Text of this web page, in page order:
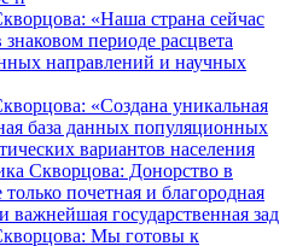
«Наша страна сейчас
знаковом периоде расцвета
направлений и научных
«Создана уникальная
база данных популяционных
вариантов населения
Скворцова: Донорство в
почетная и благородная
важнейшая государственная зад
Мы готовы к